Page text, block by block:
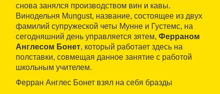
снова занялся производством вин и кавы.
Винодельня Mungust, название, состоящее из двух
фамилий супружеской четы Мунне и Густемс, на
сегодняшний день управляется зятем, Ферраном
Англесом Бонет, который работает здесь на
полставки, совмещая данное занятие с работой
школьным учителем.
Ферран Англес Бонет взял на себя бразды